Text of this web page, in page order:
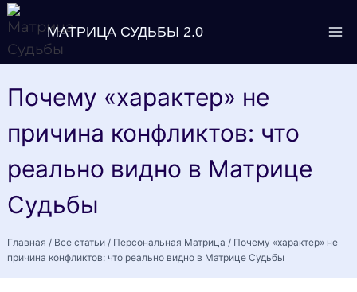
Перейти
содержимому
МАТРИЦА СУДЬБЫ 2.0
Почему «характер» не
причина конфликтов: что
реально видно в Матрице
Судьбы
Главная / Все статьи / Персональная Матрица / Почему «характер» не
причина конфликтов: что реально видно в Матрице Судьбы